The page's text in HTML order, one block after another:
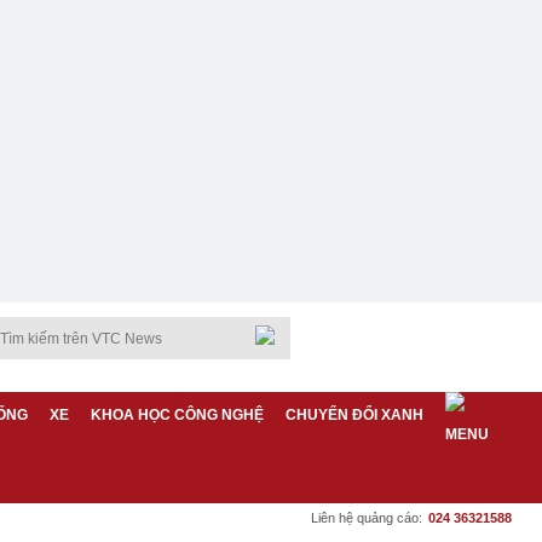
XE KHOA HỌC CÔNG NGHỆ CHUYỂN ĐỔI XANH
Liên hệ quảng cáo: 024 36321588